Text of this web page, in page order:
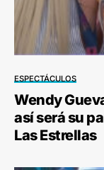
ESPECTÁCULOS
Wendy
así será su
Las Estrellas